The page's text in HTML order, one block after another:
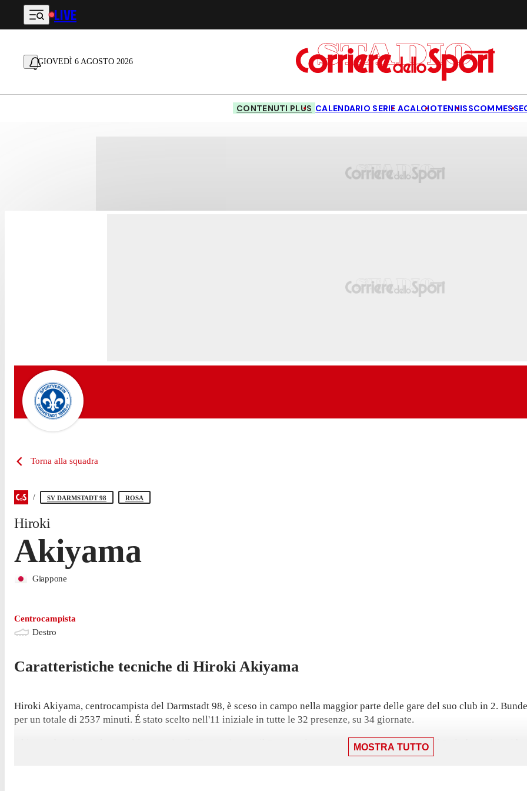
Vai al contenuto principale
LIVE
GIOVEDÌ 6 AGOSTO 2026
CONTENUTI PLUS CALENDARIO SERIE ACALCIOTENNISSCOMMESSE
Torna alla squadra
SV DARMSTADT 98 ROSA
Hiroki
Akiyama
Giappone
Centrocampista
Destro
Caratteristiche tecniche di Hiroki Akiyama
Hiroki Akiyama, centrocampista del Darmstadt 98, è sceso in campo nella maggior parte delle gare del suo club in 2.
per un totale di 2537 minuti. É stato scelto nell'11 iniziale in tutte le 32 presenze, su 34 giornate.
Akiyama ha giocato la sua ultima partita il 17 maggio, con il Darmstadt: una sconfitta per 2-0 contro il Paderborn, in cui
MOSTRA TUTTO